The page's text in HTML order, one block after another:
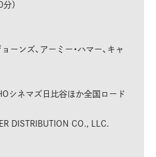
）
ーンズ、アーミー・ハマー、キャ
シネマズ日比谷ほか全国ロード
DISTRIBUTION CO., LLC.